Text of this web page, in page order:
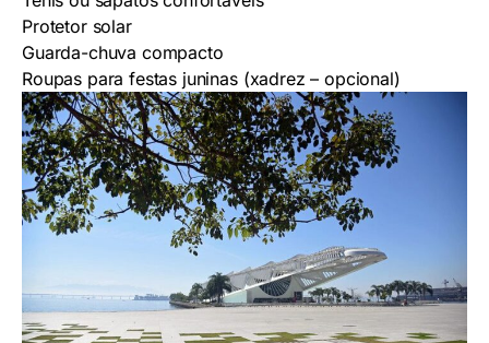
Protetor solar
Guarda-chuva compacto
Roupas para festas juninas (xadrez – opcional)